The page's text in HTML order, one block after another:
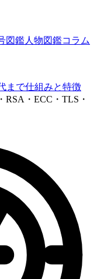
図鑑人物図鑑コラム
まで仕組みと特徴
・ECC・TLS・